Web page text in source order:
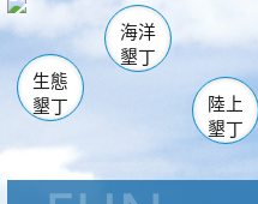
海生館
恆春
龍鑾潭自然中心
瓊麻館
關山
白砂
生態
墾丁
海洋
墾丁
陸上
墾丁